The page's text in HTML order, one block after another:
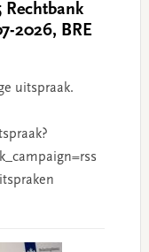
Rechtbank
2026, BRE
uitspraak.